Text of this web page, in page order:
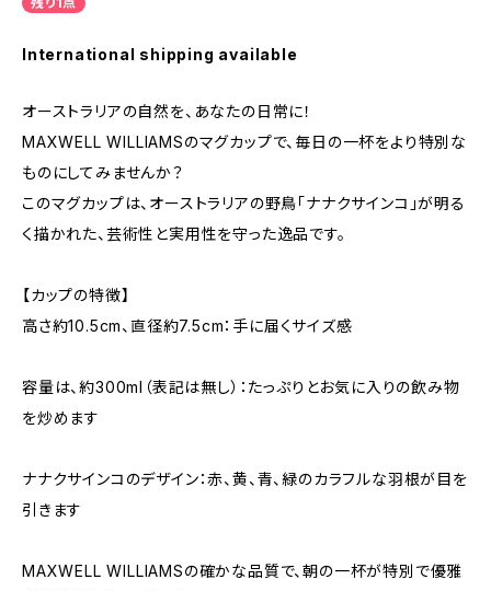
International shipping available
オーストラリアの自然を、あなたの日常に！
MAXWELL WILLIAMSのマグカップで、毎日の一杯をより特別な
ものにしてみませんか？
このマグカップは、オーストラリアの野鳥「ナナクサインコ」が明る
く描かれた、芸術性と実用性を守った逸品です。
【カップの特徴】
高さ約10.5cm、直径約7.5cm：手に届くサイズ感
容量は、約300ml（表記は無し）：たっぷりとお気に入りの飲み物
を炒めます
ナナクサインコのデザイン：赤、黄、青、緑のカラフルな羽根が目を
引きます
MAXWELL WILLIAMSの確かな品質で、朝の一杯が特別で優雅